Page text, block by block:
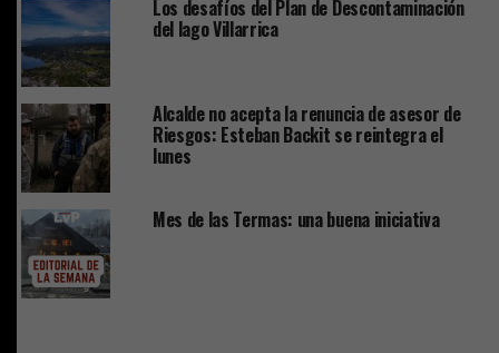
Los desafíos del Plan de Descontaminación
del lago Villarrica
Alcalde no acepta la renuncia de asesor de
Riesgos: Esteban Backit se reintegra el
lunes
Mes de las Termas: una buena iniciativa